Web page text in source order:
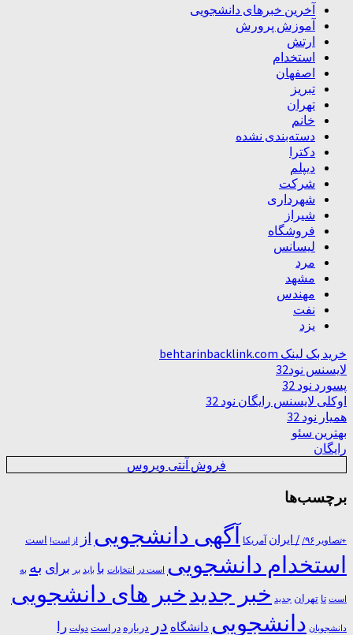
آخرین خبرهای دانشجویی
آموزش پرورش
ارتش
استخدام
اصفهان
تبریز
تهران
خانم
دسته‌بندی نشده
دکترا
دیپلم
شرکت
شهرداری
شیراز
فروشگاه
لیسانس
مرد
مشهد
مهندس
نفت
یزد
خرید بک لینک behtarinbacklink.com
لایسنس نود32
پسورد نود 32
اوکلی لایسنس رایگان نود 32
همیار نود 32
بهترین سئو
رایگان
فروش آنتی ویروس
برچسب‌ها
+تصاویر ۹۶/ / ایران آمریکا آگهی دانشجویی از از است! است
استخدام دانشجویی است در انتخابات با باید بر برای به به
است تا تهران جدید خبر جدیدخبر های دانشجویی
دانشجویان دانشجویی دانشگاه در درباره در ﺍﺳﺖ دولت را